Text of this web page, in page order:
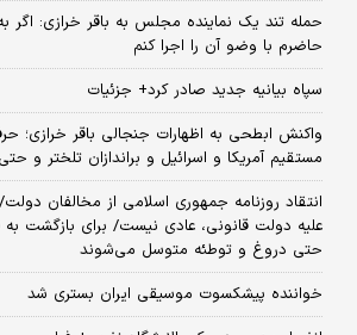
حمله تند یک نماینده مجلس به باقر خرازی:
حاضرم با وضو آن را اجرا کنم
سپاه بیانیه جدید صادر کرد+ جزئیات
واکنش ابطحی به اظهارات جنجالی باقر خرازی؛
مستقیم آمریکا و اسرائیل و براندازان تلختر و
انتقاد روزنامه جمهوری اسلامی از مخالفان
علیه دولت قانونی، عادی نیست/ برای بازگشت
حتی دروغ و توطئه متوسل می‌شوند
خواننده پیشکسوت موسیقی ایران بستری شد